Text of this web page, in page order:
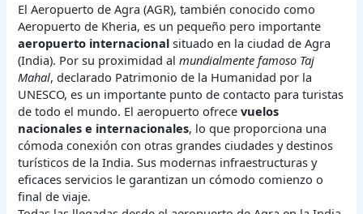
El Aeropuerto de Agra (AGR), también conocido como
Aeropuerto de Kheria, es un pequeño pero importante
aeropuerto internacional situado en la ciudad de Agra
(India). Por su proximidad almundialmente famoso Taj
Mahal, declarado Patrimonio de la Humanidad por la
UNESCO, es un importante punto de contacto para turistas
de todo el mundo. El aeropuerto ofrecevuelos
nacionales e internacionales, lo que proporciona una
cómoda conexión con otras grandes ciudades y destinos
turísticos de la India. Sus modernas infraestructuras y
eficaces servicios le garantizan un cómodo comienzo o
final de viaje.